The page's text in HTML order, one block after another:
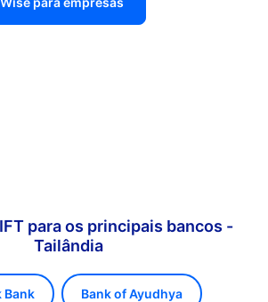
para os principais bancos -
Tailândia
Bank Bank of Ayudhya